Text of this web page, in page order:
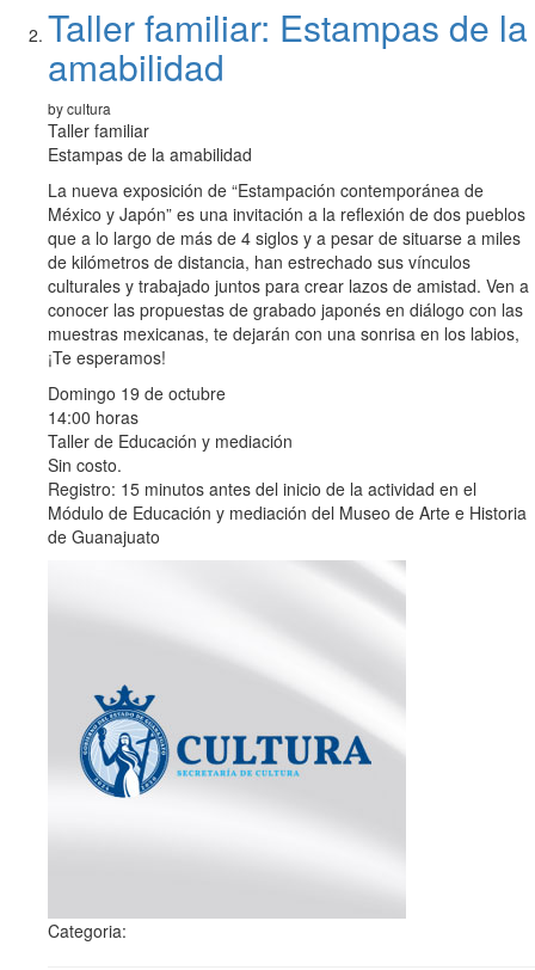
Taller familiar: Estampas de la
amabilidad
by cultura
Taller familiar
Estampas de la amabilidad
La nueva exposición de “Estampación contemporánea de
México y Japón” es una invitación a la reflexión de dos pueblos
que a lo largo de más de 4 siglos y a pesar de situarse a miles
de kilómetros de distancia, han estrechado sus vínculos
culturales y trabajado juntos para crear lazos de amistad. Ven a
conocer las propuestas de grabado japonés en diálogo con las
muestras mexicanas, te dejarán con una sonrisa en los labios,
¡Te esperamos!
Domingo 19 de octubre
14:00 horas
Taller de Educación y mediación
Sin costo.
Registro: 15 minutos antes del inicio de la actividad en el
Módulo de Educación y mediación del Museo de Arte e Historia
de Guanajuato
Categoria: